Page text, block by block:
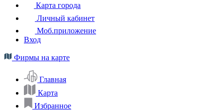
Карта города
Личный кабинет
Моб.приложение
Вход
Фирмы на карте
Главная
Карта
Избранное